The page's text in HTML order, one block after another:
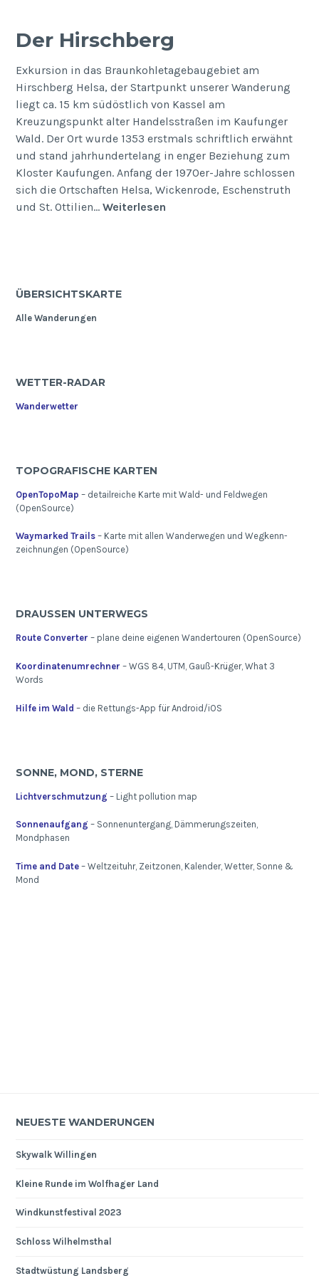
Der Hirschberg
Exkursion in das Braunkohletagebaugebiet am
Hirschberg Helsa, der Startpunkt unserer Wanderung
liegt ca. 15 km südöstlich von Kassel am
Kreuzungspunkt alter Handelsstraßen im Kaufunger
Wald. Der Ort wurde 1353 erstmals schriftlich erwähnt
und stand jahrhundertelang in enger Beziehung zum
Kloster Kaufungen. Anfang der 1970er-Jahre schlossen
sich die Ortschaften Helsa, Wickenrode, Eschenstruth
und St. Ottilien…Weiterlesen
ÜBERSICHTSKARTE
Alle Wanderungen
WETTER-RADAR
Wanderwetter
TOPOGRAFISCHE KARTEN
OpenTopoMap – detailreiche Karte mit Wald- und Feldwegen
(OpenSource)
Waymarked Trails – Karte mit allen Wanderwegen und Wegkenn-
zeichnungen (OpenSource)
DRAUSSEN UNTERWEGS
Route Converter – plane deine eigenen Wandertouren (OpenSource)
Koordinatenumrechner – WGS 84, UTM, Gauß-Krüger, What 3
Words
Hilfe im Wald – die Rettungs-App für Android/iOS
SONNE, MOND, STERNE
Lichtverschmutzung – Light pollution map
Sonnenaufgang – Sonnenuntergang, Dämmerungszeiten,
Mondphasen
Time and Date – Weltzeituhr, Zeitzonen, Kalender, Wetter, Sonne &
Mond
NEUESTE WANDERUNGEN
Skywalk Willingen
Kleine Runde im Wolfhager Land
Windkunstfestival 2023
Schloss Wilhelmsthal
Stadtwüstung Landsberg